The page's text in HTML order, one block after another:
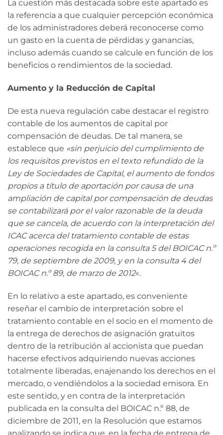
La cuestión más destacada sobre este apartado es
la referencia a que cualquier percepción económica
de los administradores deberá reconocerse como
un gasto en la cuenta de pérdidas y ganancias,
incluso además cuando se calcule en función de los
beneficios o rendimientos de la sociedad.
Aumento y la Reducción de Capital
De esta nueva regulación cabe destacar el registro
contable de los aumentos de capital por
compensación de deudas. De tal manera, se
establece que «sin perjuicio del cumplimiento de
los requisitos previstos en el texto refundido de la
Ley de Sociedades de Capital, el aumento de fondos
propios a título de aportación por causa de una
ampliación de capital por compensación de deudas
se contabilizará por el valor razonable de la deuda
que se cancela, de acuerdo con la interpretación del
ICAC acerca del tratamiento contable de estas
operaciones recogida en la consulta 5 del BOICAC n.º
79, de septiembre de 2009, y en la consulta 4 del
BOICAC n.º 89, de marzo de 2012«.
En lo relativo a este apartado, es conveniente
reseñar el cambio de interpretación sobre el
tratamiento contable en el socio en el momento de
la entrega de derechos de asignación gratuitos
dentro de la retribución al accionista que puedan
hacerse efectivos adquiriendo nuevas acciones
totalmente liberadas, enajenando los derechos en el
mercado, o vendiéndolos a la sociedad emisora. En
este sentido, y en contra de la interpretación
publicada en la consulta del BOICAC n.º 88, de
diciembre de 2011, en la Resolución que estamos